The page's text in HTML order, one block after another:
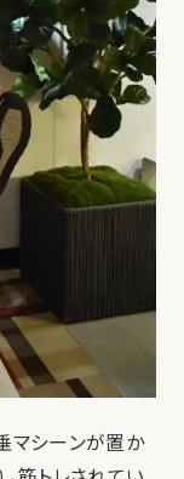
マシーンが置か